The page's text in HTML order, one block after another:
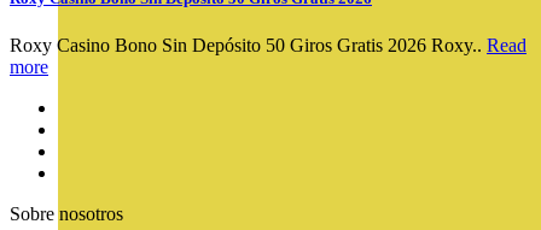
Roxy Casino Bono Sin Depósito 50 Giros Gratis 2026 Roxy.. Read
more
Sobre nosotros